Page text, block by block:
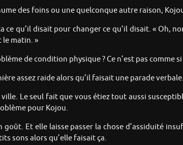
des foins ou une quelconque autre raison,
qu’il disait pour changer ce qu’il disait. « Oh,
matin. »
de condition physique ? Ce n’est pas comme
assez raide alors qu’il faisait une parade verbale.
Le seul fait que vous étiez tout aussi
pour Kojou.
Et elle laisse passer la chose d’assiduité
sons alors qu’elle faisait ça.